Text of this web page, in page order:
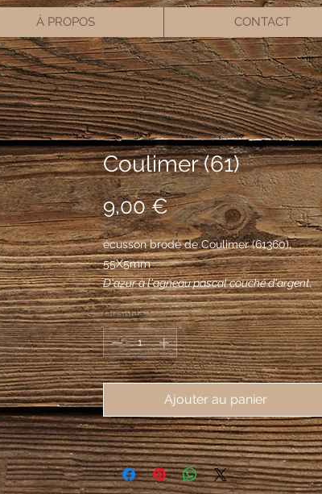
À PROPOS CONTACT
Coulimer (61)
9,00 €Prix
écusson brodé de Coulimer (61360),
55X5mm
D'azur à l'agneau pascal couché d'argent,
tenant en ses pattes antérieures une hampe
croiseté d'or au guidon de gueules portant
l'inscription «Laus Deo» en lettres capitales
d'or.
Quantité *
Ajouter au panier